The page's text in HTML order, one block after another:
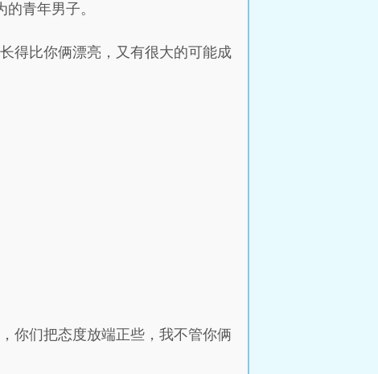
青年男子。
得比你俩漂亮，又有很大的可能成
你们把态度放端正些，我不管你俩